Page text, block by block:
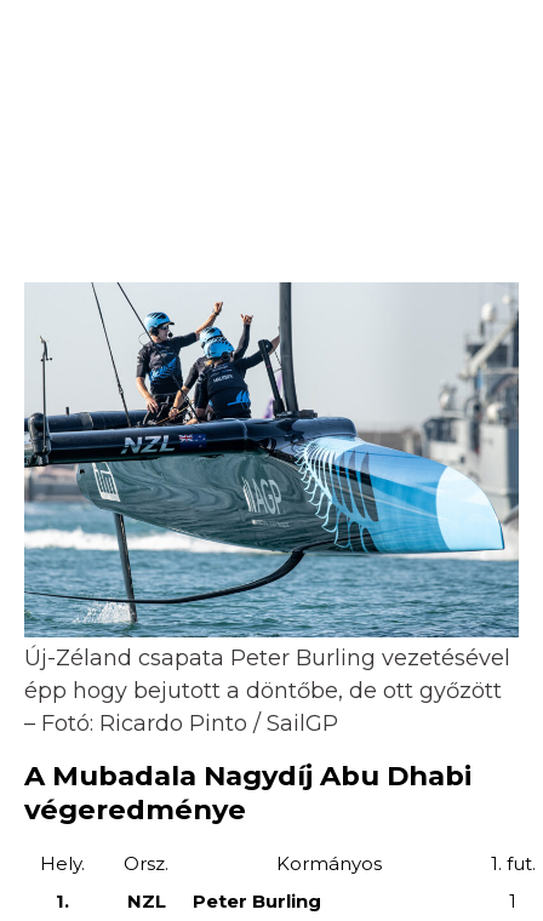
Új-Zéland csapata Peter Burling vezetésével
épp hogy bejutott a döntőbe, de ott győzött
– Fotó: Ricardo Pinto / SailGP
A Mubadala Nagydíj Abu Dhabi
végeredménye
Hely. Orsz. Kormányos
1. fut.
1.
NZL Peter Burling
1